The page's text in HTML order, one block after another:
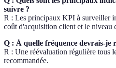
suivre ?
R : Les principaux KPI à surveiller
coût d'acquisition client et le niveau
Q : À quelle fréquence devrais-je
R : Une réévaluation régulière tous
recommandée.